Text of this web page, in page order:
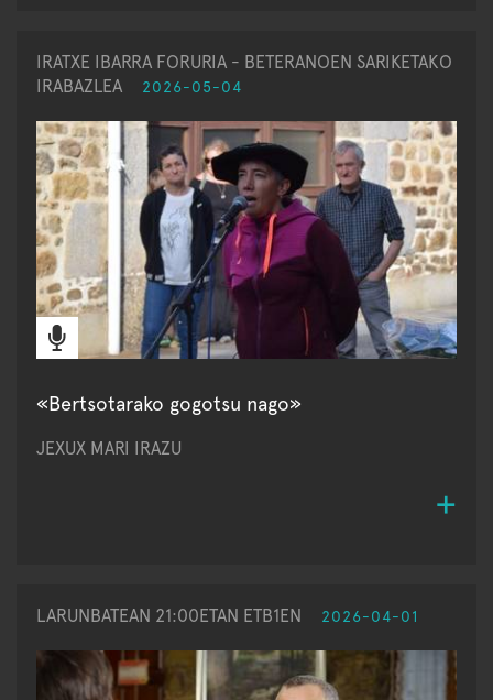
IRATXE IBARRA FORURIA - BETERANOEN SARIKETAKO
IRABAZLEA
2026-05-04
«Bertsotarako gogotsu nago»
JEXUX MARI IRAZU
LARUNBATEAN 21:00ETAN ETB1EN 2026-04-01